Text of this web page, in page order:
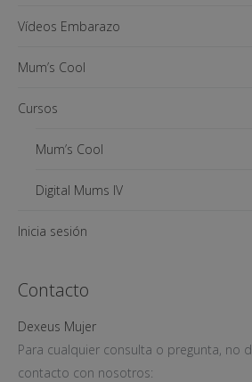
Vídeos Embarazo
Mum’s Cool
Cursos
Mum’s Cool
Digital Mums IV
Inicia sesión
Contacto
Dexeus Mujer
Para cualquier consulta o pregunta, no
contacto con nosotros: